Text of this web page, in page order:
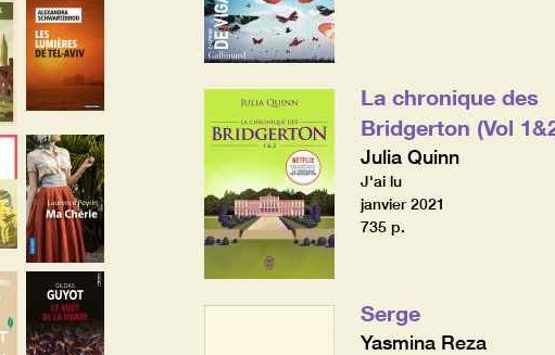
La chronique des
Bridgerton (Vol
Julia Quinn
J'ai lu
janvier 2021
735 p.
Serge
Yasmina Reza